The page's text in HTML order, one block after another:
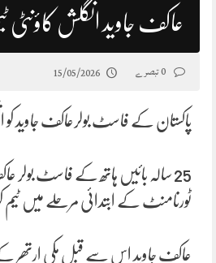
عاکف جاوید انگلش کاؤنٹی
15/05/2026
پاکستان کے فاسٹ بولرعاکف جاوید کو
25 سالہ بائیں ہاتھ کے فاسٹ
ٹورنامنٹ کے ابتدائی مرحلے میں
عاکف جاوید اس سے قبل مکی ارتھر کے